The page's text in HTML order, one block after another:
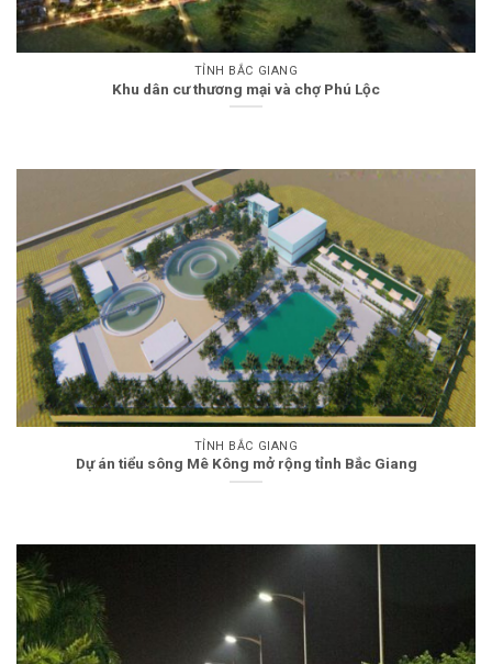
TỈNH BẮC GIANG
Khu dân cư thương mại và chợ Phú Lộc
TỈNH BẮC GIANG
Dự án tiểu sông Mê Kông mở rộng tỉnh Bắc Giang